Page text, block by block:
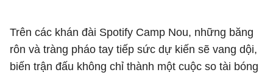
Trên các khán đài Spotify Camp Nou, những băng
rôn và tràng pháo tay tiếp sức dự kiến sẽ vang dội,
biến trận đấu không chỉ thành một cuộc so tài bóng